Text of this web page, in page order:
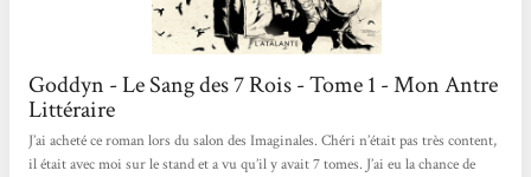
Goddyn - Le Sang des 7 Rois - Tome 1 - Mon Antre
Littéraire
J’ai acheté ce roman lors du salon des Imaginales. Chéri n’était pas très content,
il était avec moi sur le stand et a vu qu’il y avait 7 tomes. J’ai eu la chance de